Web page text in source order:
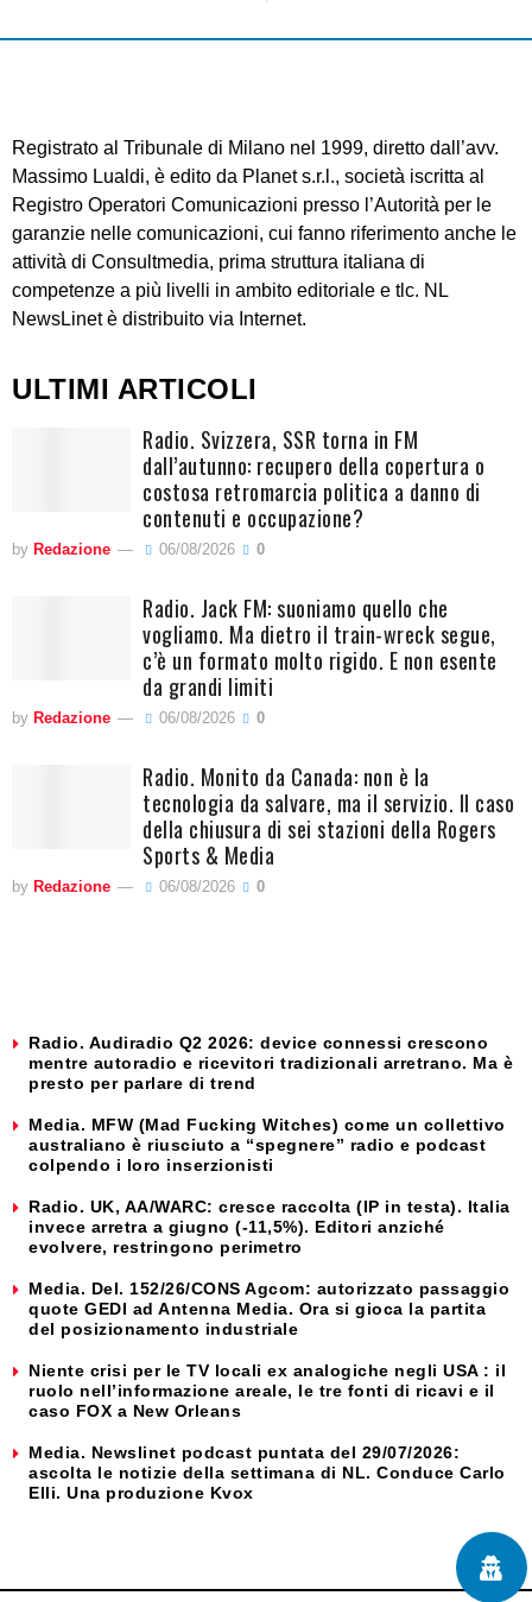
Registrato al Tribunale di Milano nel 1999, diretto dall’avv.
Massimo Lualdi, è edito da Planet s.r.l., società iscritta al
Registro Operatori Comunicazioni presso l’Autorità per le
garanzie nelle comunicazioni, cui fanno riferimento anche le
attività di Consultmedia, prima struttura italiana di
competenze a più livelli in ambito editoriale e tlc. NL
NewsLinet è distribuito via Internet.
ULTIMI ARTICOLI
Radio. Svizzera, SSR torna in FM
dall’autunno: recupero della copertura o
costosa retromarcia politica a danno di
contenuti e occupazione?
by Redazione 06/08/2026 0
Radio. Jack FM: suoniamo quello che
vogliamo. Ma dietro il train-wreck segue,
c’è un formato molto rigido. E non esente
da grandi limiti
by Redazione 06/08/2026 0
Radio. Monito da Canada: non è la
tecnologia da salvare, ma il servizio. Il caso
della chiusura di sei stazioni della Rogers
Sports & Media
by Redazione 06/08/2026 0
Radio. Audiradio Q2 2026: device connessi crescono
mentre autoradio e ricevitori tradizionali arretrano. Ma è
presto per parlare di trend
Media. MFW (Mad Fucking Witches) come un collettivo
australiano è riusciuto a “spegnere” radio e podcast
colpendo i loro inserzionisti
Radio. UK, AA/WARC: cresce raccolta (IP in testa). Italia
invece arretra a giugno (-11,5%). Editori anziché
evolvere, restringono perimetro
Media. Del. 152/26/CONS Agcom: autorizzato passaggio
quote GEDI ad Antenna Media. Ora si gioca la partita
del posizionamento industriale
Niente crisi per le TV locali ex analogiche negli USA : il
ruolo nell’informazione areale, le tre fonti di ricavi e il
caso FOX a New Orleans
Media. Newslinet podcast puntata del 29/07/2026:
ascolta le notizie della settimana di NL. Conduce Carlo
Elli. Una produzione Kvox